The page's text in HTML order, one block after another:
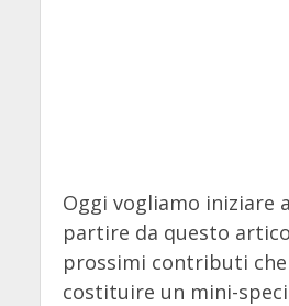
Oggi vogliamo iniziare
partire da questo
prossimi contributi
costituire un mini-